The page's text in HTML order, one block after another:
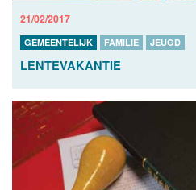
21/02/2017
GEMEENTELIJK FAMILIE JEUGD
LENTEVAKANTIE